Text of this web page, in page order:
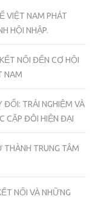
VIỆT NAM PHÁT
HỘI NHẬP.
NỐI ĐẾN CƠ HỘI
NAM
TRẢI NGHIỆM VÀ
CẶP ĐÔI HIỆN ĐẠI
TRUNG TÂM
NỐI VÀ NHỮNG